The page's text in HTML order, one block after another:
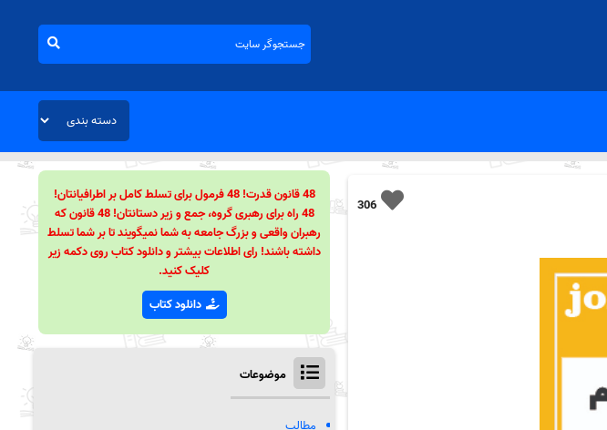
306
48 قانون قدرت! 48 فرمول برای تسلط کامل بر اطرافیانتان!
48 راه برای رهبری گروه، جمع و زیر دستانتان! 48 قانون که
رهبران واقعی و بزرگ جامعه به شما نمیگویند تا بر شما تسلط
داشته باشند! رای اطلاعات بیشتر و دانلود کتاب روی دکمه زیر
کلیک کنید.
دانلود کتاب
موضوعات
مطالب